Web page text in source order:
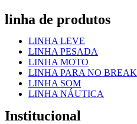
linha de produtos
LINHA LEVE
LINHA PESADA
LINHA MOTO
LINHA PARA NO BREAK
LINHA SOM
LINHA NÁUTICA
Institucional